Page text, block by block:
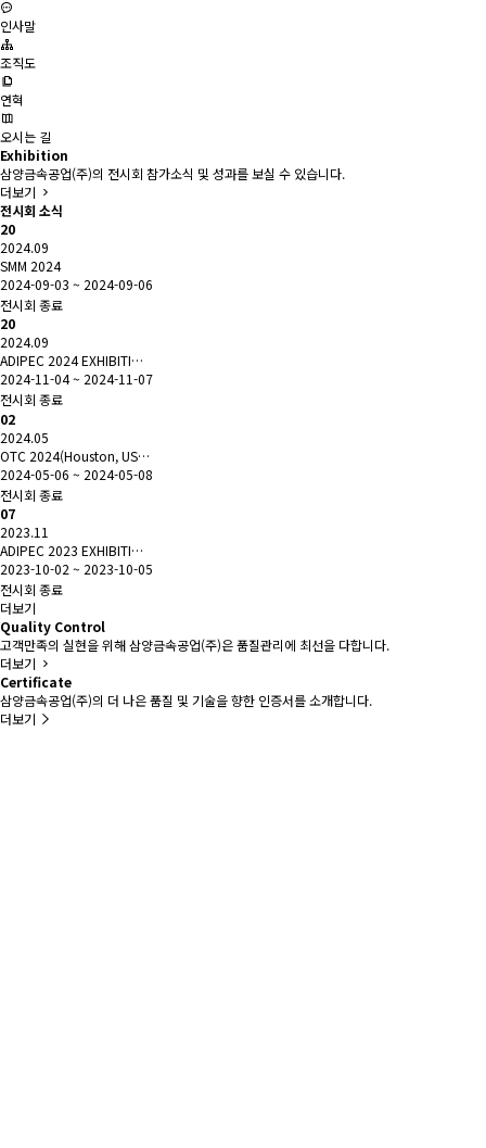
인사말
조직도
연혁
오시는 길
Exhibition
삼양금속공업(주)의 전시회 참가소식 및 성과를 보실 수 있습니다.
더보기
전시회 소식
20
2024.09
SMM 2024
2024-09-03 ~ 2024-09-06
전시회 종료
20
2024.09
ADIPEC 2024 EXHIBITI…
2024-11-04 ~ 2024-11-07
전시회 종료
02
2024.05
OTC 2024(Houston, US…
2024-05-06 ~ 2024-05-08
전시회 종료
07
2023.11
ADIPEC 2023 EXHIBITI…
2023-10-02 ~ 2023-10-05
전시회 종료
더보기
Quality Control
고객만족의 실현을 위해 삼양금속공업(주)은 품질관리에 최선을 다합니다.
더보기
Certificate
삼양금속공업(주)의 더 나은 품질 및 기술을 향한 인증서를 소개합니다.
더보기